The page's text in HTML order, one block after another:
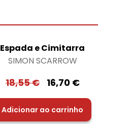
Espada e Cimitarra
SIMON SCARROW
18,55€ 16,70 €
Adicionar ao carrinho